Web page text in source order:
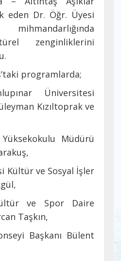
eden Dr. Öğr. Üyesi
zenginliklerini
programlarda;
Üniversitesi
Kızıltoprak ve
Müdürü
Kültür ve Sosyal İşler
ve Spor Daire
Taşkın,
Başkanı Bülent